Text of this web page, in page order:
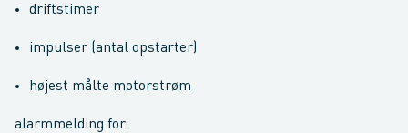
driftstimer
impulser (antal opstarter)
højest målte motorstrøm
alarmmelding for: